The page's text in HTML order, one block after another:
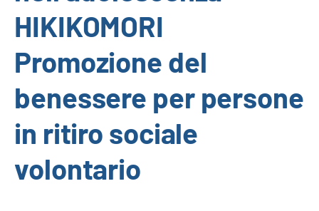
HIKIKOMORI
Promozione del
benessere per persone
in ritiro sociale
volontario